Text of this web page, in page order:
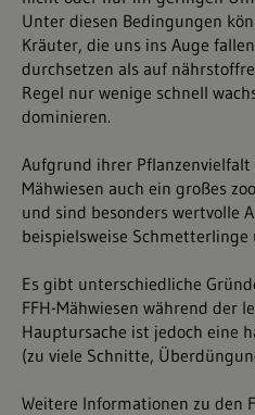
Unter diesen Bedingungen
Kräuter, die uns ins Auge
durchsetzen als auf
Regel nur wenige schnell
dominieren.
Aufgrund ihrer Pflanzenvielfalt
Mähwiesen auch ein großes
und sind besonders wertvolle
beispielsweise Schmetterlinge
Es gibt unterschiedliche
FFH-Mähwiesen während der
Hauptursache ist jedoch eine
(zu viele Schnitte,
Weitere Informationen zu den